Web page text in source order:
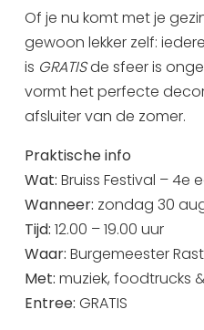
Of je nu komt met je
gewoon lekker zelf:
is GRATISde sfeer is
vormt het perfecte
afsluiter van de zomer.
Praktische info
Wat: Bruiss Festival – 4e
Wanneer: zondag 30
Tijd: 12.00 – 19.00 uur
Waar: Burgemeester
Met: muziek, foodtrucks
Entree: GRATIS